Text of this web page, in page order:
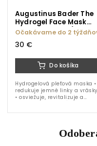
Augustinus Bader The
Hydrogel Face Mask
pleťová maska
Očakávame do 2
30 €
Do košíka
Hydrogelová pleťová maska •
redukuje jemné linky a vrásky
• osviežuje, revitalizuje a
hydratuje a vyživuje •